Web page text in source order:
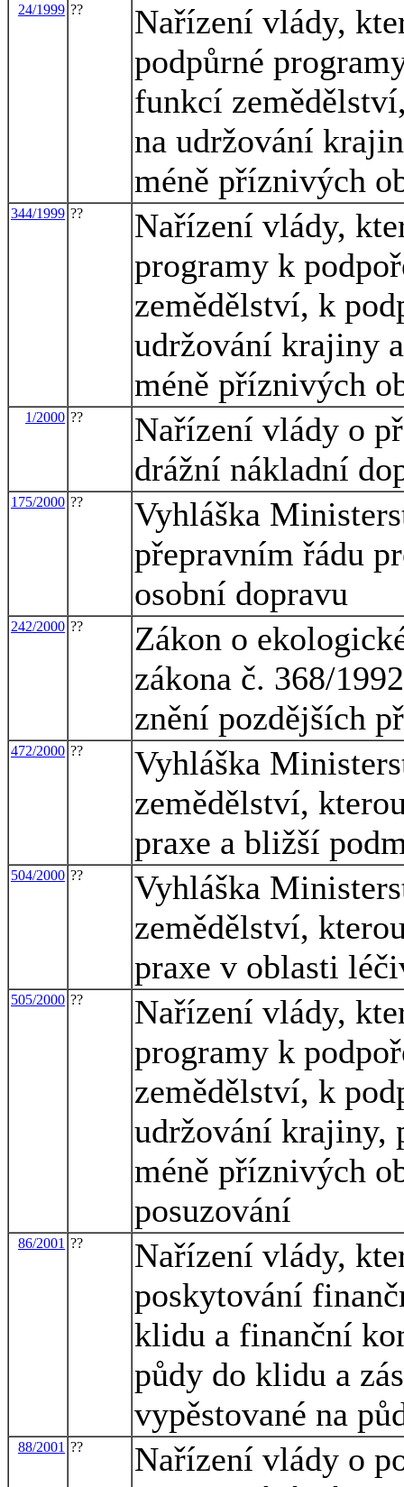
24/1999 ??
Nařízení vlády,
podpůrné
funkcí
na udržování
méně příznivých
344/1999 ??
Nařízení vlády,
programy k
zemědělství, k
udržování krajiny
méně příznivých
1/2000 ??
Nařízení vlády o
drážní nákladní
175/2000 ??
Vyhláška
přepravním řádu
osobní dopravu
242/2000 ??
Zákon o
zákona č. 368/
znění pozdějších
472/2000 ??
Vyhláška
zemědělství,
praxe a bližší
504/2000 ??
Vyhláška
zemědělství,
praxe v oblasti
505/2000 ??
Nařízení vlády,
programy k
zemědělství, k
udržování krajiny,
méně příznivých
posuzování
86/2001 ??
Nařízení vlády,
poskytování
klidu a finanční
půdy do klidu a
vypěstované na
88/2001 ??
Nařízení vlády o